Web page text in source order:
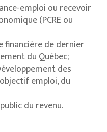
emploi ou recevoir
(PCRE ou
financière de dernier
du Québec;
des
emploi, du
du revenu.